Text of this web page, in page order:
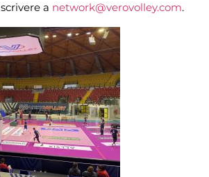
a network@verovolley.com.